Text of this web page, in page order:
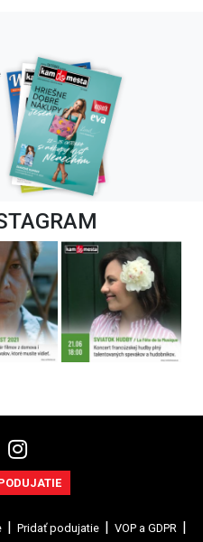
Pridať podujatie VOP a GDPR